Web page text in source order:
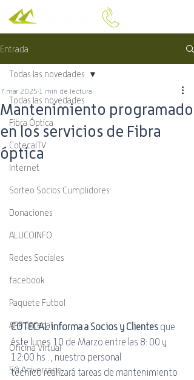
Entrada
Todas las novedades
Fibra Óptica
CotecalTV
Internet
Sorteo Socios Cumplidores
Donaciones
ALUCOINFO
Redes Sociales
facebook
Paquete Futbol
APP Cotecal
Oficina Virtual
50 Aniversario
Todas las novedades
Mantenimiento programado
en los servicios de Fibra
óptica
7 mar 2025 1 min de lectura
COTECAL informa a Socios y Clientes que
éste lunes 10 de Marzo entre las 8: 00 y
12:00 hs . , nuestro personal
técnico realizará tareas de mantenimiento